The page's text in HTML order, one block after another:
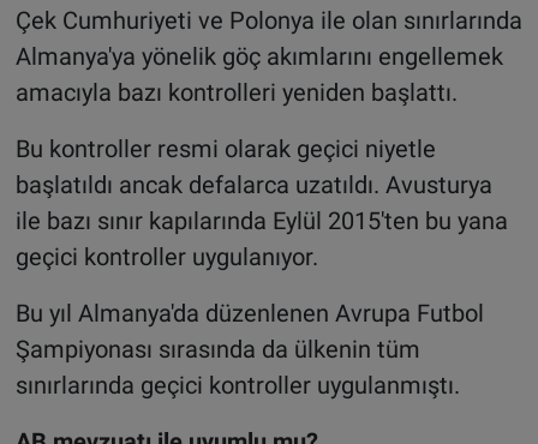
Çek Cumhuriyeti ve Polonya ile olan sınırlarında
Almanya'ya yönelik göç akımlarını engellemek
amacıyla bazı kontrolleri yeniden başlattı.
Bu kontroller resmi olarak geçici niyetle
başlatıldı ancak defalarca uzatıldı. Avusturya
ile bazı sınır kapılarında Eylül 2015'ten bu yana
geçici kontroller uygulanıyor.
Bu yıl Almanya'da düzenlenen Avrupa Futbol
Şampiyonası sırasında da ülkenin tüm
sınırlarında geçici kontroller uygulanmıştı.